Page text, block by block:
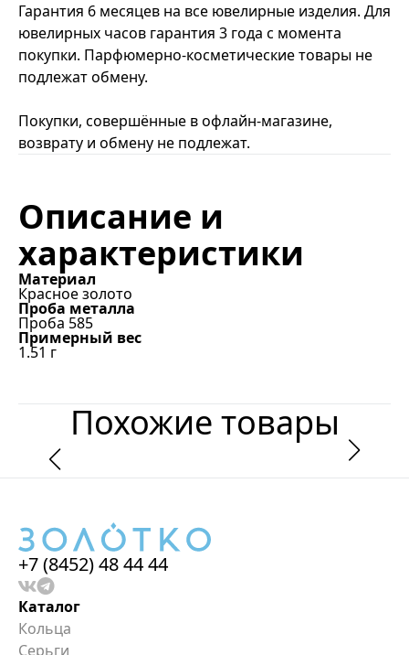
Гарантия 6 месяцев на все ювелирные изделия. Для
ювелирных часов гарантия 3 года с момента
покупки. Парфюмерно-косметические товары не
подлежат обмену.
Покупки, совершённые в офлайн-магазине,
возврату и обмену не подлежат.
Описание и
характеристики
Материал
Красное золото
Проба металла
Проба 585
Примерный вес
1.51 г
Похожие товары
+7 (8452) 48 44 44
Каталог
Кольца
Серьги